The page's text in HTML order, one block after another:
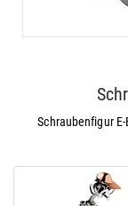
Schraubenfigur